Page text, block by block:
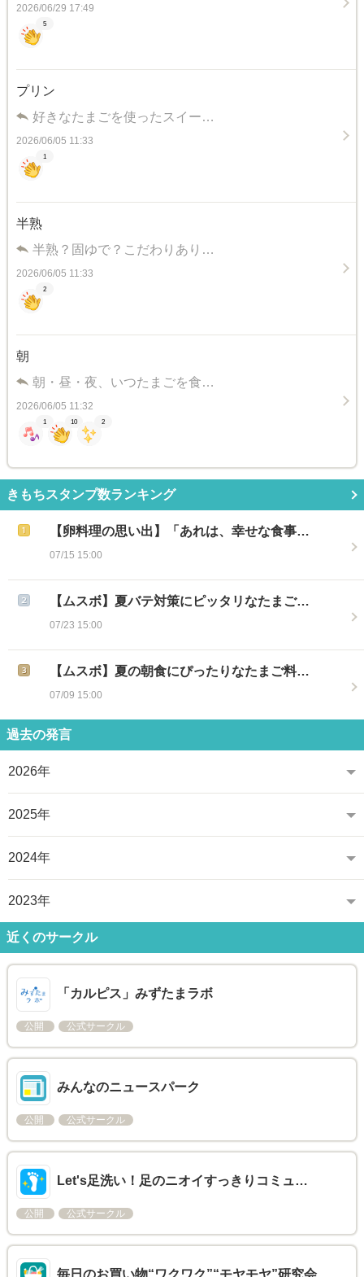
2026/06/29 17:49
5
プリン
好きなたまごを使ったスイー…
2026/06/05 11:33
1
半熟
半熟？固ゆで？こだわりあり…
2026/06/05 11:33
2
朝
朝・昼・夜、いつたまごを食…
2026/06/05 11:32
1 10 2
きもちスタンプ数ランキング
【卵料理の思い出】「あれは、幸せな食事…
07/15 15:00
【ムスボ】夏バテ対策にピッタリなたまご…
07/23 15:00
【ムスボ】夏の朝食にぴったりなたまご料…
07/09 15:00
過去の発言
2026年
2025年
2024年
2023年
近くのサークル
「カルピス」みずたまラボ
公開 公式サークル
みんなのニュースパーク
公開 公式サークル
Let's足洗い！足のニオイすっきりコミュ…
公開 公式サークル